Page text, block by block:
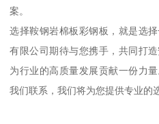
案。
选择鞍钢岩棉板彩钢板，就是选
有限公司期待与您携手，共同打
为行业的高质量发展贡献一份力
我们联系，我们将为您提供专业的